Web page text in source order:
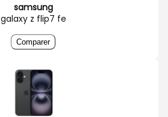
samsung
galaxy z flip7 fe
Comparer